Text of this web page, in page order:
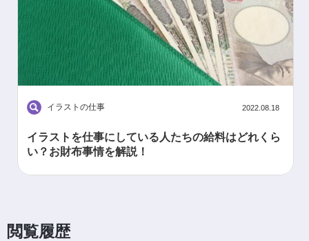
イラストの仕事 2022.08.18
イラストを仕事にしている人たちの給料はどれくら
い？お財布事情を解説！
閲覧履歴